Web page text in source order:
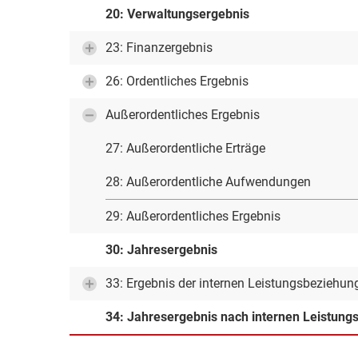
20: Verwaltungsergebnis
23: Finanzergebnis
26: Ordentliches Ergebnis
Außerordentliches Ergebnis
27: Außerordentliche Erträge
28: Außerordentliche Aufwendungen
29: Außerordentliches Ergebnis
30: Jahresergebnis
33: Ergebnis der internen
34: Jahresergebnis nach internen